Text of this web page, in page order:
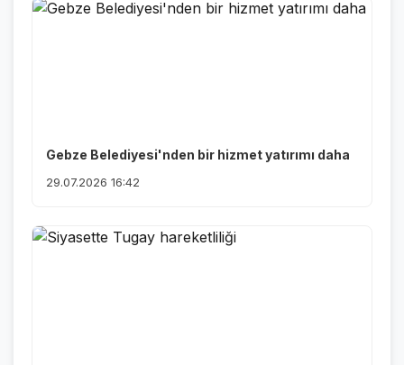
Gebze Belediyesi'nden bir hizmet yatırımı daha
29.07.2026 16:42